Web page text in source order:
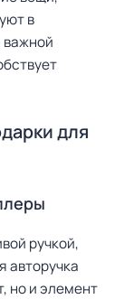
в
важной
для
ручкой,
авторучка
но и элемент